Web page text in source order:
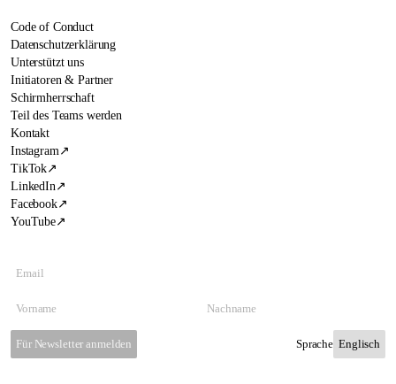
Code of Conduct
Datenschutzerklärung
Unterstützt uns
Initiatoren & Partner
Schirmherrschaft
Teil des Teams werden
Kontakt
Instagram↗
TikTok↗
LinkedIn↗
Facebook↗
YouTube↗
Für Newsletter anmelden Sprache